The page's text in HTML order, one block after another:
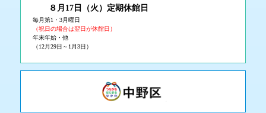
８月17日（火 ）定期休館日
毎月第1・3月曜日
（祝日の場合は翌日が休館日）
年末年始・他
（12月29日～1月3日）